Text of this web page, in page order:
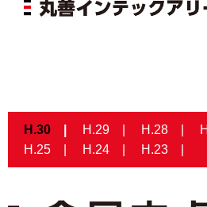
H.30 H.29 H.28
H.25
H.24 H.23